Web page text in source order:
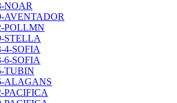
NOAR
AVENTADOR
POLLMN
STELLA
4-SOFIA
6-SOFIA
TUBIN
ALAGANS
PACIFICA